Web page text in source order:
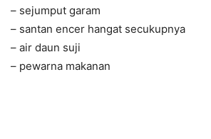
– sejumput garam
– santan encer hangat secukupnya
– air daun suji
– pewarna makanan